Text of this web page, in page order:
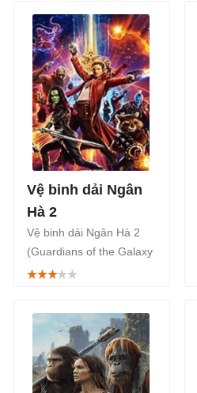
chiếu rạp, nay đã có mặt
trên Netflix.
Vệ binh dải Ngân
Hà 2
Vệ binh dải Ngân Hà 2
(Guardians of the Galaxy
Vol. 2) là phim phần phim
siêu anh hùng huyền
thoại của thiên hà của
Marvel Comics.